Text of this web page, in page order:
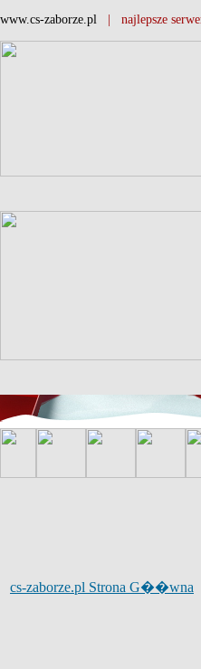
www.cs-zaborze.pl | najlepsze
cs-zaborze.pl Strona G��wna